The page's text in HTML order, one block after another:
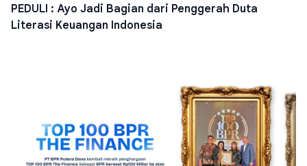
PEDULI : Ayo Jadi Bagian dari Penggerah Duta
Literasi Keuangan Indonesia